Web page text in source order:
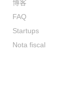
博客
FAQ
Startups
Nota fiscal